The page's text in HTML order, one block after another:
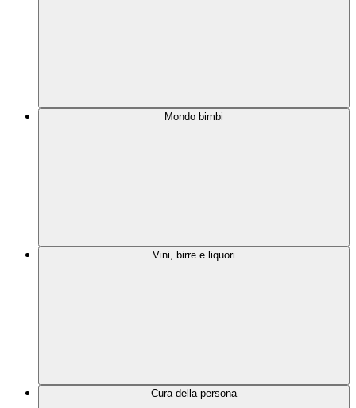
Mondo bimbi
Vini, birre e liquori
Cura della persona